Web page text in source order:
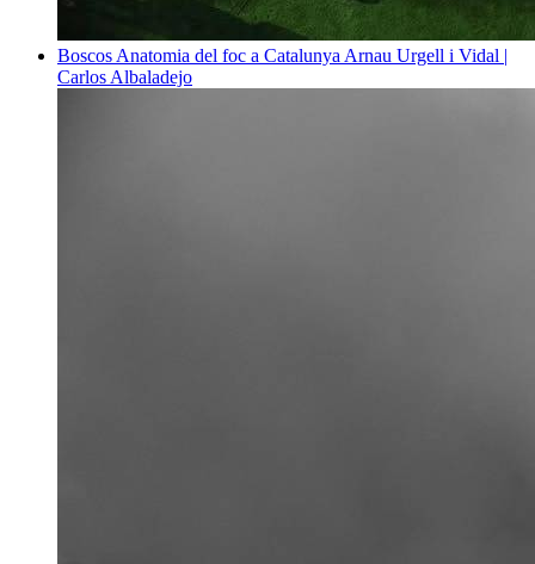
Boscos Anatomia del foc a Catalunya Arnau Urgell i Vidal |
Carlos Albaladejo